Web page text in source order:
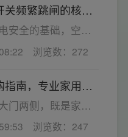
定了插座距离的大
时插入越方便)。
频繁跳闸的核心
安全的基础，空开
、配件适配性不足
建材依托成熟的电
学、稳压防护性能
、电网波动等场
浏览数：272
南，专业家用开
解
门两侧，既是家居
也会影响墙面整体
浏览数：247